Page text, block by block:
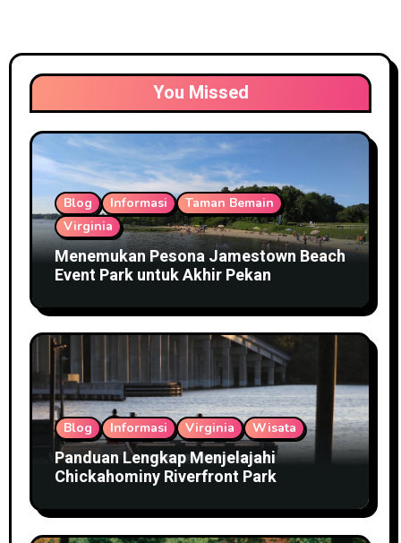
You Missed
Blog Informasi
Taman Bemain
Virginia
Menemukan Pesona Jamestown Beach
Event Park untuk Akhir Pekan
Blog Informasi Virginia Wisata
Panduan Lengkap Menjelajahi
Chickahominy Riverfront Park